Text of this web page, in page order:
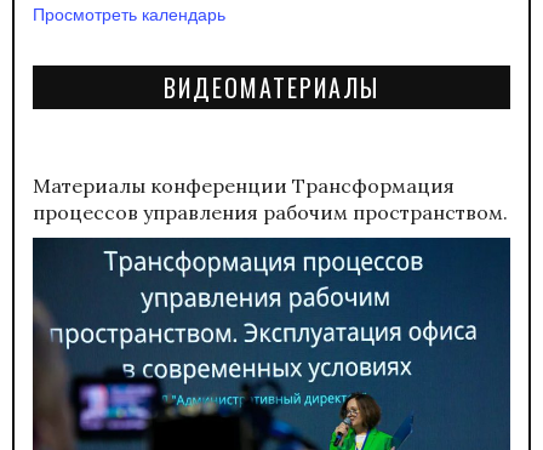
Просмотреть календарь
ВИДЕОМАТЕРИАЛЫ
Материалы конференции Трансформация
процессов управления рабочим пространством.